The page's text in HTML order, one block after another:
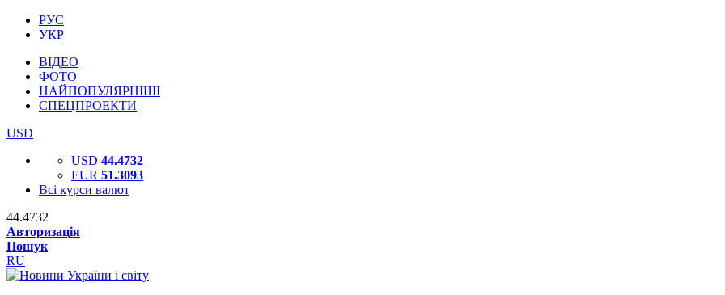
РУС
УКР
ВІДЕО
ФОТО
НАЙПОПУЛЯРНІШІ
СПЕЦПРОЕКТИ
USD
USD 44.4732
EUR 51.3093
Всі курси валют
44.4732
Авторизація
Пошук
RU